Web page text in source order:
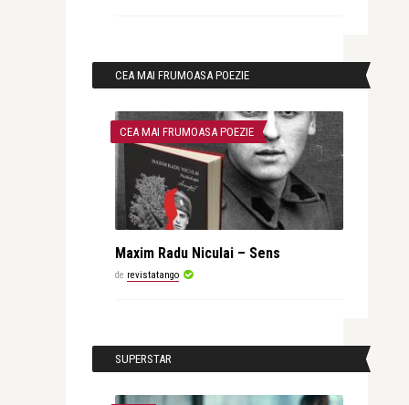
CEA MAI FRUMOASA POEZIE
CEA MAI FRUMOASA POEZIE
Maxim Radu Niculai – Sens
de revistatango
SUPERSTAR